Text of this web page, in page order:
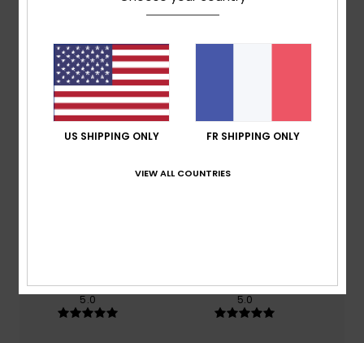
Livraison & Retours
Avis clients
Note moyenne
5.0/5
Confort
5.0
Rapport qualité / prix
5.0
US SHIPPING ONLY FR SHIPPING ONLY
VIEW ALL COUNTRIES